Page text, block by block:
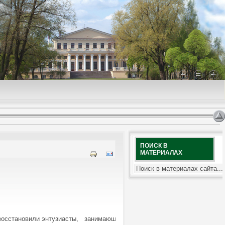
ПОИСК В
МАТЕРИАЛАХ
энтузиасты, занимающиеся